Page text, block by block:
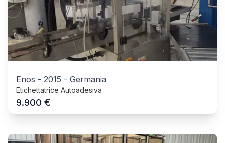
Enos - 2015 - Germania
Etichettatrice Autoadesiva
9.900 €